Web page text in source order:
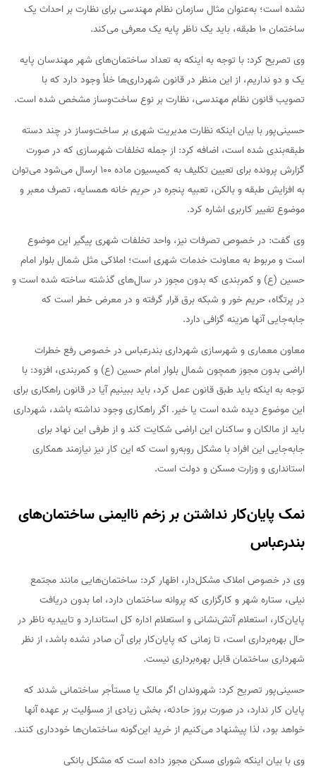
نشده است؛ به‌عنوان مثال سازمان نظام مهندسی برای نظارت بر احداث یک
ساختمان ۱۰ طبقه، باید یک ناظر پایه یک معرفی می‌کند.
وی تصریح کرد: با توجه به اینکه به تعداد ساختمان‌های شهر مهندسان پایه
یک و دو نداریم، از این منظر در قانون شهرداری‌ها خلأ وجود دارد که با
تصویب قانون نظام مهندسی، نظارت بر نوع ساخت‌وساز مشخص شده است.
حسینی‌پور با بیان اینکه نظارت مدیریت شهری بر ساخت‌وساز در چند دسته
طبقه‌بندی شده است، اضافه کرد: از جمله تخلفات شهرسازی که در صورت
گزارش پرونده برای تعیین تکلیف به کمیسیون ماده ۱۰۰ ارسال می‌شود می‌توان
به افزایش طبقه و بالکن، تعبیه پنجره در حریم خانه همسایه، تصرف معبر و
موضوع تغییر کاربری اشاره کرد.
وی گفت: در خصوص تصرفات نیز، واحد تخلفات شهری پیگیر این موضوع
است و مربوط به معاونت خدمات شهری است؛ املاکی مثل شمال بلوار امام
حسین (ع) و کمربندی که بدون مجوز در سال‌های گذشته ساخته شده است و
در پرتگاه، حریم خور و شبکه برق قرار گرفته و در معرض خطر است که
جابه‌جایی آنها هزینه گزافی دارد.
معاون معماری و شهرسازی شهرداری بندرعباس در خصوص رفع خطرات
اراضی بدون مجوز همچون شمال بلوار امام حسین (ع) و کمربندی، افزود: با
توجه به اینکه باید طبق قانون عمل کرد، باید ببینیم آیا در قانون راهکاری برای
این موضوع دیده شده است یا خیر. اگر راهکاری وجود نداشته باشد، شهرداری
باید از مالکان و ساکنان این اراضی شکایت کند و از طرفی این نهاد برای
جابه‌جایی این افراد با مشکل روبه‌رو است که این کار نیز نیازمند همکاری
استانداری و وزارت مسکن و دولت است.
نمک پایان‌کار نداشتن بر زخم ناایمنی ساختمان‌های
بندرعباس
وی در خصوص املاک مشکل‌دار، اظهار کرد: ساختمان‌هایی مانند مجتمع
نیلی، ستاره شهر و کارگزاری که پروانه ساختمان دارد، اما بدون دریافت
پایان‌کار، استعلام آتش‌نشانی و استعلام اداره کل استاندارد و تاییدیه ناظر در
حال بهره‌برداری است، تا زمانی که پایان‌کار برای آن صادر نشده باشد، از نظر
شهرداری ساختمان قابل بهره‌برداری نیست.
حسینی‌پور تصریح کرد: شهروندان اگر مالک یا مستأجر ساختمانی شدند که
پایان کار ندارد، در صورت بروز حادثه، بخش زیادی از مسؤلیت بر عهده آنها
خواهد بود، لذا پیشنهاد می‌کنیم از خرید این‌گونه ساختمان‌ها خودداری کنند.
وی با بیان اینکه شورای مسکن مجوز داده است که مشکل بانکی